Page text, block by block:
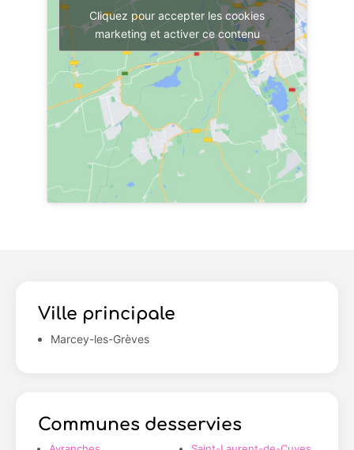
Cliquez pour accepter les cookies
marketing et activer ce contenu
Ville principale
Marcey-les-Grèves
Communes desservies